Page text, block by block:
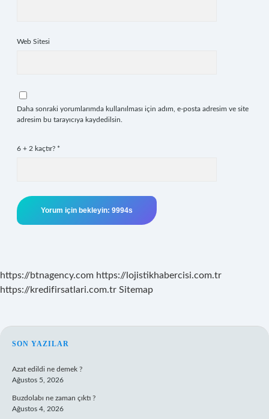
Web Sitesi
Daha sonraki yorumlarımda kullanılması için adım, e-posta adresim ve site
adresim bu tarayıcıya kaydedilsin.
6 + 2 kaçtır? *
https://btnagency.com https://lojistikhabercisi.com.tr
https://kredifirsatlari.com.tr Sitemap
SIDEBAR
SON YAZILAR
Azat edildi ne demek ?
Ağustos 5, 2026
Buzdolabı ne zaman çıktı ?
Ağustos 4, 2026